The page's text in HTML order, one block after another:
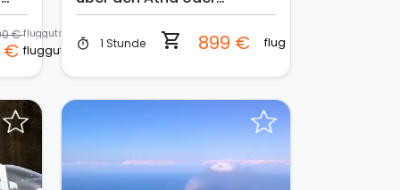
€
€ fluggutschein (2 personen)
Taormina
timer 1 Stunde shopping_cart 899 € flug